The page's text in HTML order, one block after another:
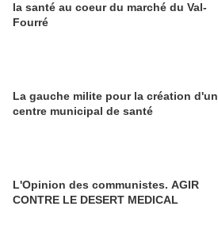
la santé au coeur du marché du Val-
Fourré
La gauche milite pour la création d'un
centre municipal de santé
L'Opinion des communistes. AGIR
CONTRE LE DESERT MEDICAL